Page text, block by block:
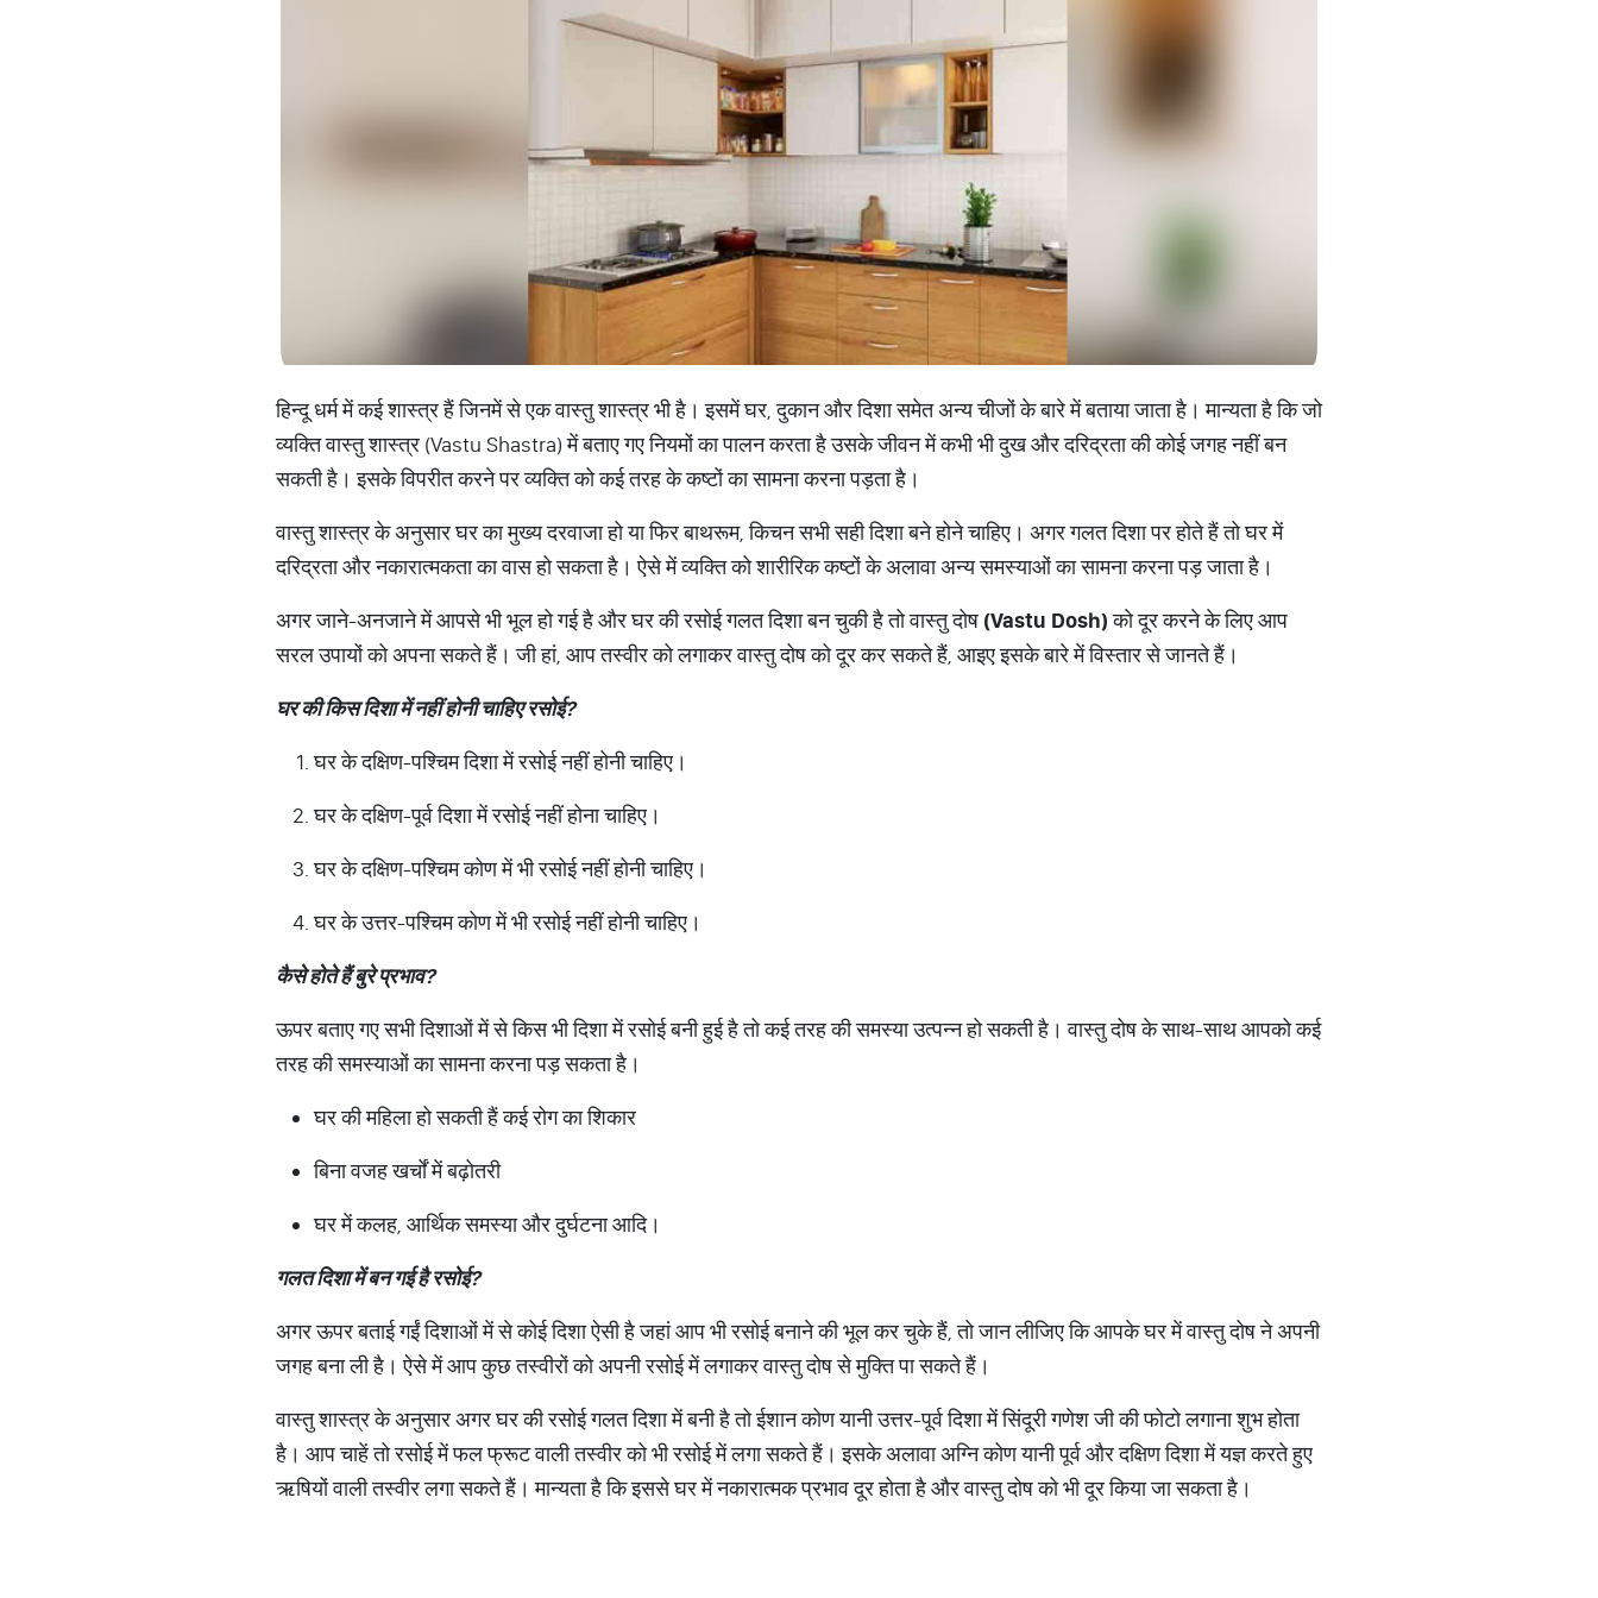
हिन्दू धर्म में कई शास्त्र हैं जिनमें से एक वास्तु शास्त्र भी है। इसमें घर, दुकान और दिशा समेत अन्य चीजों के बारे में बताया जाता है। मान्यता है कि जो
व्यक्ति वास्तु शास्त्र (Vastu Shastra) में बताए गए नियमों का पालन करता है उसके जीवन में कभी भी दुख और दरिद्रता की कोई जगह नहीं बन
सकती है। इसके विपरीत करने पर व्यक्ति को कई तरह के कष्टों का सामना करना पड़ता है।
वास्तु शास्त्र के अनुसार घर का मुख्य दरवाजा हो या फिर बाथरूम, किचन सभी सही दिशा बने होने चाहिए। अगर गलत दिशा पर होते हैं तो घर में
दरिद्रता और नकारात्मकता का वास हो सकता है। ऐसे में व्यक्ति को शारीरिक कष्टों के अलावा अन्य समस्याओं का सामना करना पड़ जाता है।
अगर जाने-अनजाने में आपसे भी भूल हो गई है और घर की रसोई गलत दिशा बन चुकी है तो वास्तु दोष (Vastu Dosh)को दूर करने के लिए आप
सरल उपायों को अपना सकते हैं। जी हां, आप तस्वीर को लगाकर वास्तु दोष को दूर कर सकते हैं, आइए इसके बारे में विस्तार से जानते हैं।
घरकीकिसदिशामेंनहींहोनीचाहिएरसोई?
घर के दक्षिण-पश्चिम दिशा में रसोई नहीं होनी चाहिए।
घर के दक्षिण-पूर्व दिशा में रसोई नहीं होना चाहिए।
घर के दक्षिण-पश्चिम कोण में भी रसोई नहीं होनी चाहिए।
घर के उत्तर-पश्चिम कोण में भी रसोई नहीं होनी चाहिए।
कैसेहोतेहैंबुरेप्रभाव?
ऊपर बताए गए सभी दिशाओं में से किस भी दिशा में रसोई बनी हुई है तो कई तरह की समस्या उत्पन्न हो सकती है। वास्तु दोष के साथ-साथ आपको कई
तरह की समस्याओं का सामना करना पड़ सकता है।
घर की महिला हो सकती हैं कई रोग का शिकार
बिना वजह खर्चों में बढ़ोतरी
घर में कलह, आर्थिक समस्या और दुर्घटना आदि।
गलतदिशामेंबनगईहै रसोई?
अगर ऊपर बताई गईं दिशाओं में से कोई दिशा ऐसी है जहां आप भी रसोई बनाने की भूल कर चुके हैं, तो जान लीजिए कि आपके घर में वास्तु दोष ने अपनी
जगह बना ली है। ऐसे में आप कुछ तस्वीरों को अपनी रसोई में लगाकर वास्तु दोष से मुक्ति पा सकते हैं।
वास्तु शास्त्र के अनुसार अगर घर की रसोई गलत दिशा में बनी है तो ईशान कोण यानी उत्तर-पूर्व दिशा में सिंदूरी गणेश जी की फोटो लगाना शुभ होता
है। आप चाहें तो रसोई में फल फ्रूट वाली तस्वीर को भी रसोई में लगा सकते हैं। इसके अलावा अग्नि कोण यानी पूर्व और दक्षिण दिशा में यज्ञ करते हुए
ऋषियों वाली तस्वीर लगा सकते हैं। मान्यता है कि इससे घर में नकारात्मक प्रभाव दूर होता है और वास्तु दोष को भी दूर किया जा सकता है।